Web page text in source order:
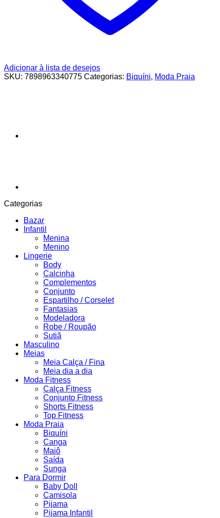
Adicionar à lista de desejos
SKU: 7898963340775 Categorias: Biquíni, Moda Praia
Categorias
Bazar
Infantil
Menina
Menino
Lingerie
Body
Calcinha
Complementos
Conjunto
Espartilho / Corselet
Fantasias
Modeladora
Robe / Roupão
Sutiã
Masculino
Meias
Meia Calça / Fina
Meia dia a dia
Moda Fitness
Calça Fitness
Conjunto Fitness
Shorts Fitness
Top Fitness
Moda Praia
Biquíni
Canga
Maiô
Saída
Sunga
Para Dormir
Baby Doll
Camisola
Pijama
Pijama Infantil